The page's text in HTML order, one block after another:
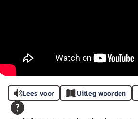
Lees voor Uitleg woorden